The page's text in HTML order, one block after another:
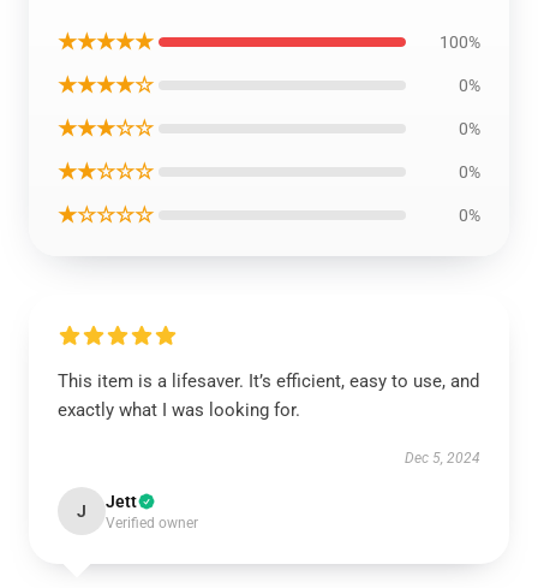
★★★★★ 100%
★★★★☆ 0%
★★★☆☆ 0%
★★☆☆☆ 0%
★☆☆☆☆ 0%
This item is a lifesaver. It’s efficient, easy to use, and
exactly what I was looking for.
Dec 5, 2024
J Jett
Verified owner